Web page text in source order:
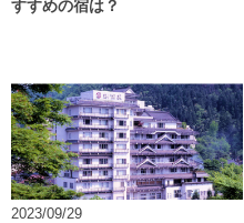
すすめの宿は？
2023/09/29